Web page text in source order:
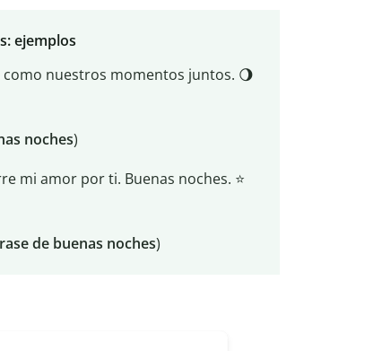
ejemplos
nuestros momentos juntos. 🌖
noches)
mi amor por ti. Buenas noches. ⭐
de buenas noches)